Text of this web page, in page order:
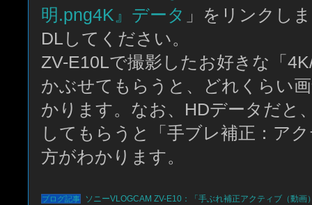
明.png4K』データ 」をリンクし
DLしてください。
ZV-E10Lで撮影したお好きな「
かぶせてもらうと、どれくらい
かります。なお、HDデータだと
してもらうと「手ブレ補正：ア
方がわかります。
ソニーVLOGCAM ZV-E10：「手ぶれ補正アクティブ（動